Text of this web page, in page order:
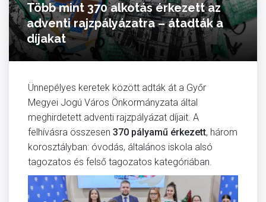
Több mint 370 alkotás érkezett az
adventi rajzpályázatra – átadták a
díjakat
Ünnepélyes keretek között adták át a Győr
Megyei Jogú Város Önkormányzata által
meghirdetett adventi rajzpályázat díjait. A
felhívásra összesen 370 pályamű érkezett, három
korosztályban: óvodás, általános iskola alsó
tagozatos és felső tagozatos kategóriában.